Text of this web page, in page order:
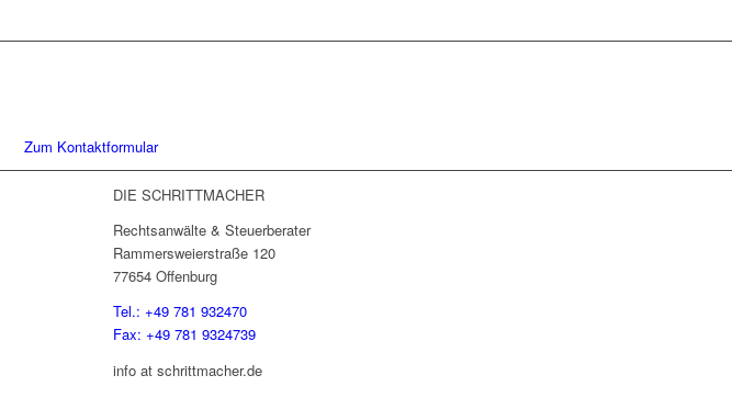
Zum Kontaktformular
DIE SCHRITTMACHER
Rechtsanwälte & Steuerberater
Rammersweierstraße 120
77654 Offenburg
Tel.: +49 781 932470
Fax: +49 781 9324739
info at schrittmacher.de